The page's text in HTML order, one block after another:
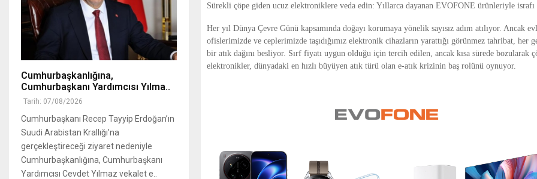
Sürekli çöpe giden ucuz elektroniklere veda edin: Yıllarca dayanan EVOFONE ürünleriyle
Her yıl Dünya Çevre Günü kapsamında doğayı korumaya yönelik sayısız adım atılıyor. Ancak
ofislerimizde ve ceplerimizde taşıdığımız elektronik cihazların yarattığı görünmez tahribat, her
bir atık dağını besliyor. Sırf fiyatı uygun olduğu için tercih edilen, ancak kısa sürede bozularak
elektronikler, dünyadaki en hızlı büyüyen atık türü olan e-atık krizinin baş rolünü oynuyor.
Cumhurbaşkanlığına,
Cumhurbaşkanı Yardımcısı Yılma..
Tarih: 07/08/2026
Cumhurbaşkanı Recep Tayyip Erdoğan’ın
Suudi Arabistan Krallığı'na
gerçekleştireceği ziyaret nedeniyle
Cumhurbaşkanlığına, Cumhurbaşkanı
Yardımcısı Cevdet Yılmaz vekalet e..